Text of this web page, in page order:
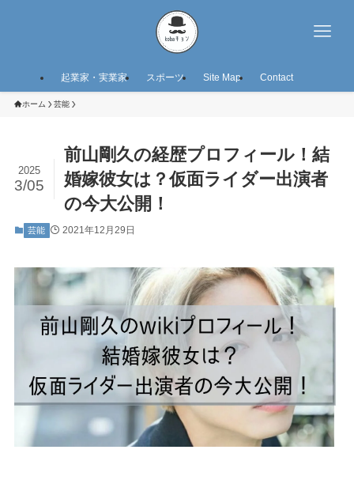
起業家・実業家 スポーツ Site Map Contact
ホーム 芸能
前山剛久の経歴プロフィール！結
婚嫁彼女は？仮面ライダー出演者
の今大公開！
2025
3/05
芸能 2021年12月29日